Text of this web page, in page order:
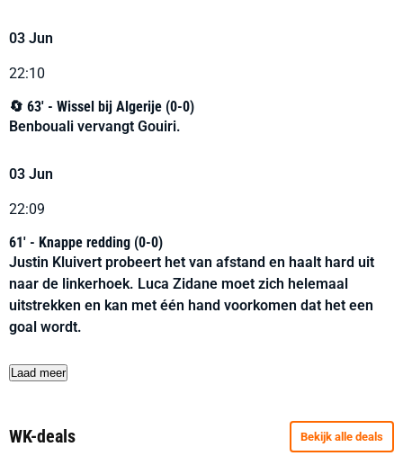
03 Jun
22:10
🔄 63' - Wissel bij Algerije (0-0)
Benbouali vervangt Gouiri.
03 Jun
22:09
61' - Knappe redding (0-0)
Justin Kluivert probeert het van afstand en haalt hard uit
naar de linkerhoek. Luca Zidane moet zich helemaal
uitstrekken en kan met één hand voorkomen dat het een
goal wordt.
Laad meer
WK-deals Bekijk alle deals